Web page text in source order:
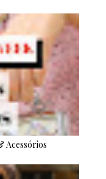
Acessórios